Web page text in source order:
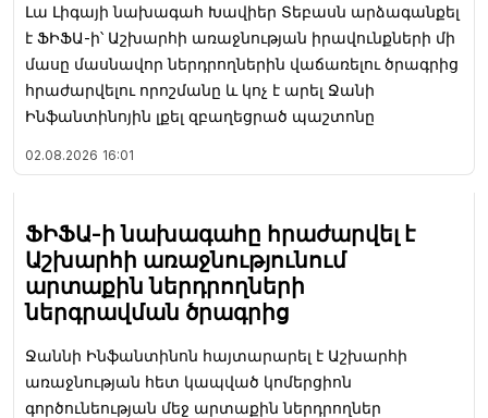
Լա Լիգայի նախագահ Խավիեր Տեբասն արձագանքել
է ՖԻՖԱ-ի՝ Աշխարհի առաջնության իրավունքների մի
մասը մասնավոր ներդրողներին վաճառելու ծրագրից
հրաժարվելու որոշմանը և կոչ է արել Ջանի
Ինֆանտինոյին լքել զբաղեցրած պաշտոնը
02.08.2026 16:01
ՖԻՖԱ-ի նախագահը հրաժարվել է
Աշխարհի առաջնությունում
արտաքին ներդրողների
ներգրավման ծրագրից
Ջաննի Ինֆանտինոն հայտարարել է Աշխարհի
առաջնության հետ կապված կոմերցիոն
գործունեության մեջ արտաքին ներդրողներ